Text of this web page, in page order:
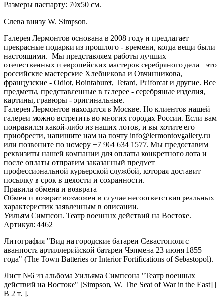
Размеры паспарту: 70x50 см.
Слева внизу W. Simpson.
Галерея Лермонтов основана в 2008 году и предлагает
прекрасные подарки из прошлого - времени, когда вещи были
настоящими. Мы представляем работы лучших
отечественных и европейских мастеров серебряного дела - это
российские мастерские Хлебникова и Овчинникова,
французские - Odiot, Bointaburet, Tetard, Puiforcat и другие. Все
предметы, представленные в галерее - серебряные изделия,
картины, гравюры - оригинальные.
Галерея Лермонтов находится в Москве. Но клиентов нашей
галереи можно встретить во многих городах России. Если вам
понравился какой-либо из наших лотов, и вы хотите его
приобрести, напишите нам на почту info@lermontovgallery.ru
или позвоните по номеру +7 964 634 1577. Мы предоставим
реквизиты нашей компании для оплаты конкретного лота и
после оплаты отправим заказанный предмет
профессиональной курьерской службой, которая доставит
посылку в срок в целости и сохранности.
Правила обмена и возврата
Обмен и возврат возможен в случае несоответствия реальных
характеристик заявленным в описании.
Уильям Симпсон. Театр военных действий на Востоке.
Артикул: 4462
Литография "Вид на городские батареи Севастополя с
аванпоста артиллерийской батареи Чэпмена 23 июня 1855
года" (The Town Batteries or Interior Fortifications of Sebastopol).
Лист №6 из альбома Уильяма Симпсона "Театр военных
действий на Востоке" [Simpson, W. The Seat of War in the East] [
В 2 т. ].